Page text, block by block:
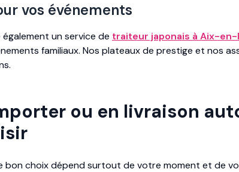
vos événements
un service de traiteur japonais à Aix-
familiaux. Nos plateaux de prestige et nos
ou en livraison
bon choix dépend surtout de votre moment et de